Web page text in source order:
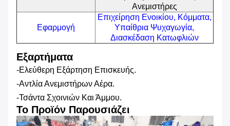
Ανεμιστήρες
Εφαρμογή
Επιχείρηση Ενοικίου, Κόμματα,
Υπαίθρια Ψυχαγωγία,
Διασκέδαση Κατωφλιών
Εξαρτήματα
-Ελεύθερη Εξάρτηση Επισκευής.
-Αντλία Ανεμιστήρων Αέρα.
-Τσάντα Σχοινιών Και Άμμου.
Το Προϊόν Παρουσιάζει